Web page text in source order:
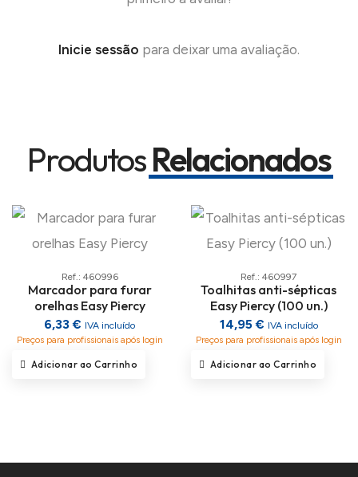
Inicie sessão para deixar uma avaliação.
ProdutosRelacionados
Ref.: 460996
Marcador para furar
orelhas Easy Piercy
6,33 € IVA incluído
Preços para profissionais após login
Adicionar ao Carrinho
Ref.: 460997
Toalhitas anti-sépticas
Easy Piercy (100 un.)
14,95 € IVA incluído
Preços para profissionais após login
Adicionar ao Carrinho